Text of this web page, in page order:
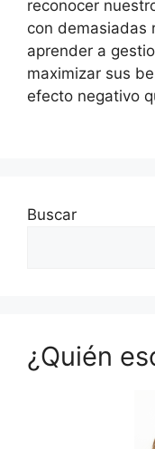
reconocer
con demasiadas
aprender a
maximizar sus
efecto negativo
Buscar
¿Quién